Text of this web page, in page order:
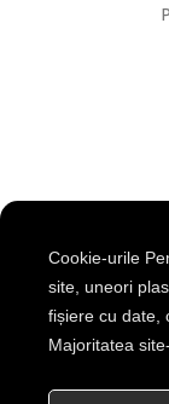
Cookie-urile
site, uneori
fișiere cu date,
Majoritatea